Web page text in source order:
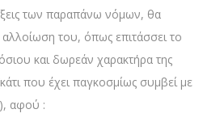
των παραπάνω νόμων, θα
του, όπως επιτάσσει το
και δωρεάν χαρακτήρα της
που έχει παγκοσμίως συμβεί με
αφού :